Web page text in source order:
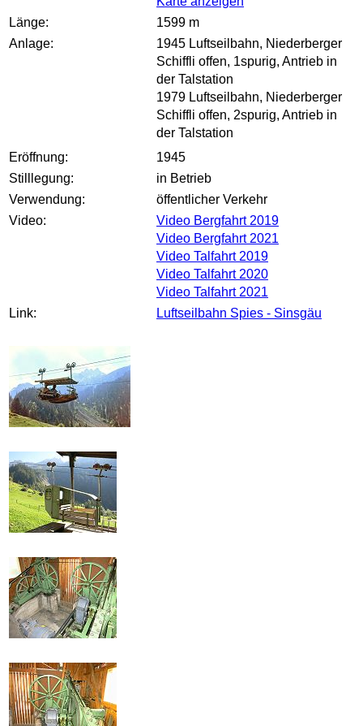
Länge:
1599 m
Anlage:
1945 Luftseilbahn, Niederberger
Schiffli offen, 1spurig, Antrieb in
der Talstation
1979 Luftseilbahn, Niederberger
Schiffli offen, 2spurig, Antrieb in
der Talstation
Eröffnung:
1945
Stilllegung:
in Betrieb
Verwendung:
öffentlicher Verkehr
Video:
Video Bergfahrt 2019
Video Bergfahrt 2021
Video Talfahrt 2019
Video Talfahrt 2020
Video Talfahrt 2021
Link:
Luftseilbahn Spies - Sinsgäu